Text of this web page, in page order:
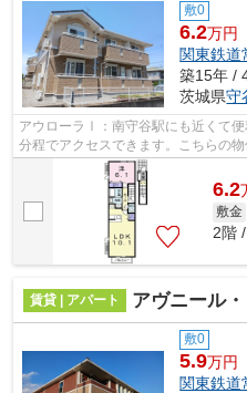
敷0
6.2万円
関東鉄道
築15年 /
茨城県守
アウローラⅠ：南守谷駅にも近くて
分程でアクセスできます。こちらの
谷市エリアで、快適な暮らしをしませ
6.2
敷金
2階
賃貸 | アパート アヴニール
敷0
5.9万円
関東鉄道